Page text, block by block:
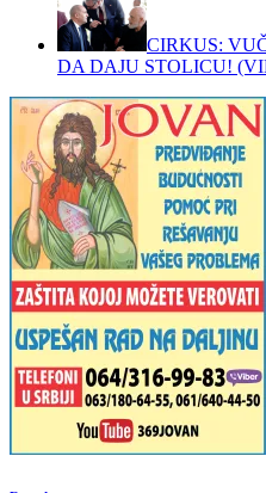
CIRKUS:
DA DAJU STOLICU!